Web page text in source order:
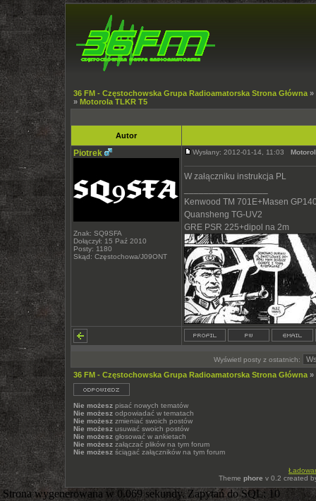
36 FM - Częstochowska Grupa Radioamatorska Strona Główna »
» Motorola TLKR T5
Autor
Piotrek
Znak: SQ9SFA
Dołączył: 15 Paź 2010
Posty: 1180
Skąd: Częstochowa/J09ONT
Wysłany: 2012-01-14, 11:03
W załączniku instrukcja PL
Kenwood TM 701E+Masen
Quansheng TG-UV2
GRE PSR 225+dipol na 2m
Wyświetl posty z ostatnich:
36 FM - Częstochowska Grupa Radioamatorska Strona Główna »
Nie możesz pisać nowych tematów
Nie możesz odpowiadać w tematach
Nie możesz zmieniać swoich postów
Nie możesz usuwać swoich postów
Nie możesz głosować w ankietach
Nie możesz załączać plików na tym forum
Nie możesz ściągać załączników na tym forum
Theme phore v 0.2 created
Strona wygenerowana w 0.069 sekundy. Zapytań do SQL: 10